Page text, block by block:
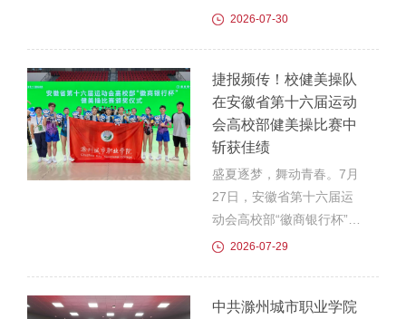
土，用专业实干为乡村产业
政课实践团队将思政课堂搬
到改革现场，在实地研学中
感悟精神力量。...
弘扬拥军优属、拥政爱民光
校党委委员、学生处处长
（武装部部长）杨如江，学
生处副处长田青青一行前往
驻滁共建部队开展“八一”走
访慰问，向全体官兵送上节
日慰问品，致以诚挚问候和
崇高敬意。在座谈交流中，
杨如江介绍了学校国防教育
训、国防教育等方...
2026-07-30
捷报频传！校健美操队
在安徽省第十六届运动
会高校部健美操比赛中
斩获佳绩
盛夏逐梦，舞动青春。7月
27日，安徽省第十六届运
动会高校部“徽商银行杯”健
美操赛事于宿州火热开赛。
省体育局、宿州市人民政府
2026-07-29
中共滁州城市职业学院